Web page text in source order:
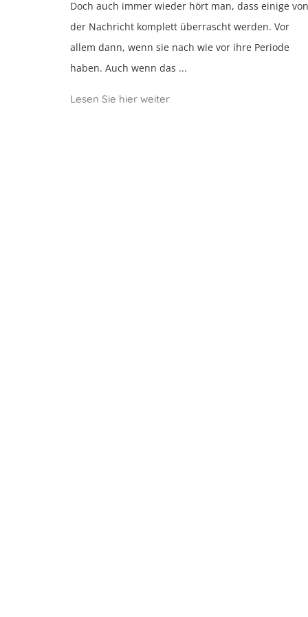
Doch auch immer wieder hört man, dass einige von
der Nachricht komplett überrascht werden. Vor
allem dann, wenn sie nach wie vor ihre Periode
haben. Auch wenn das ...
Lesen Sie hier weiter